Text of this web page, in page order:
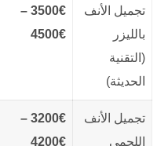
تجميل الأنف
بالليزر
(التقنية
الحديثة)
3500€ –
4500€
تجميل الأنف
اللحمي
3200€ –
4200€